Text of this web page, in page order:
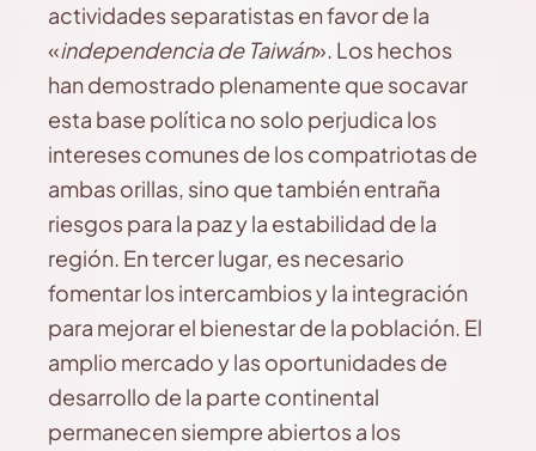
actividades separatistas en favor de la
«independencia de Taiwán». Los hechos
han demostrado plenamente que socavar
esta base política no solo perjudica los
intereses comunes de los compatriotas de
ambas orillas, sino que también entraña
riesgos para la paz y la estabilidad de la
región. En tercer lugar, es necesario
fomentar los intercambios y la integración
para mejorar el bienestar de la población. El
amplio mercado y las oportunidades de
desarrollo de la parte continental
permanecen siempre abiertos a los